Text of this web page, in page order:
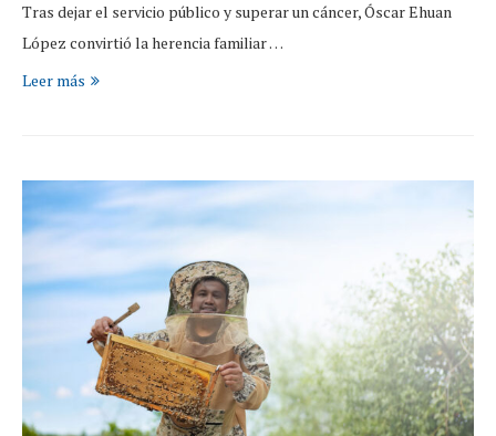
Tras dejar el servicio público y superar un cáncer, Óscar Ehuan
López convirtió la herencia familiar …
Leer más